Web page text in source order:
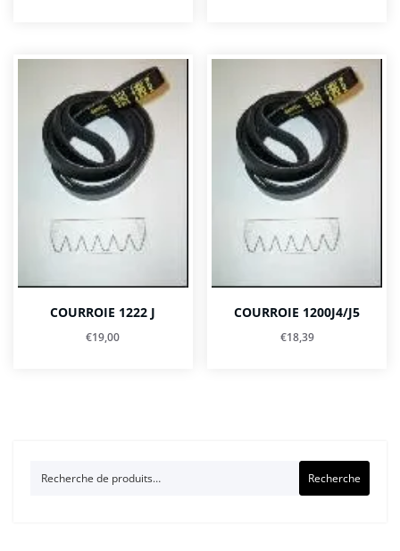
COURROIE 1222 J
€19,00
COURROIE 1200J4/J5
€18,39
Recherche